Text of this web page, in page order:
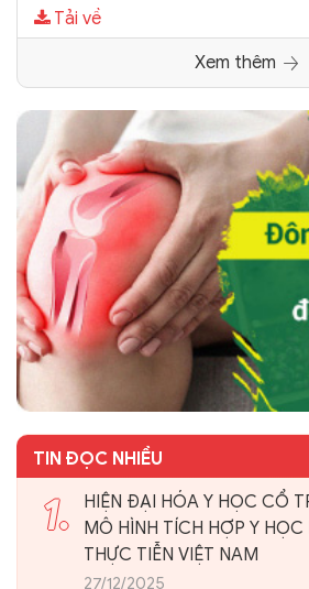
Tải về
Xem thêm
TIN ĐỌC NHIỀU
1.
HIỆN ĐẠI HÓA Y HỌC CỔ
MÔ HÌNH TÍCH HỢP Y
THỰC TIỄN VIỆT NAM
27/12/2025